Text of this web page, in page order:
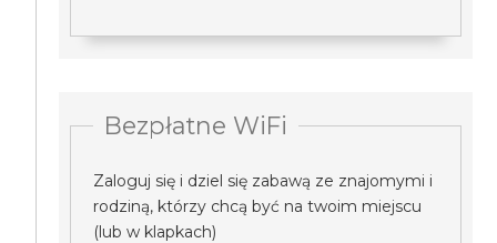
Bezpłatne WiFi
Zaloguj się i dziel się zabawą ze znajomymi i
rodziną, którzy chcą być na twoim miejscu
(lub w klapkach)